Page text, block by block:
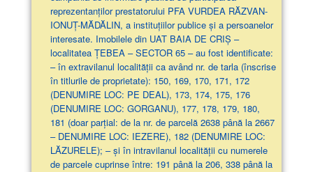
reprezentanților prestatorului PFA VURDEA RĂZVAN-
IONUȚ-MĂDĂLIN, a instituțiilor publice și a persoanelor
interesate. Imobilele din UAT BAIA DE CRIȘ –
localitatea ȚEBEA – SECTOR 65 – au fost identificate:
– în extravilanul localităţii ca având nr. de tarla (înscrise
în titlurile de proprietate): 150, 169, 170, 171, 172
(DENUMIRE LOC: PE DEAL), 173, 174, 175, 176
(DENUMIRE LOC: GORGANU), 177, 178, 179, 180,
181 (doar parţial: de la nr. de parcelă 2638 până la 2667
– DENUMIRE LOC: IEZERE), 182 (DENUMIRE LOC:
LĂZURELE); – și în intravilanul localității cu numerele
de parcele cuprinse între: 191 până la 206, 338 până la